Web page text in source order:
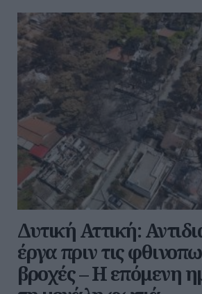
Δυτική Αττική:
έργα πριν τις
βροχές – Η επόμενη